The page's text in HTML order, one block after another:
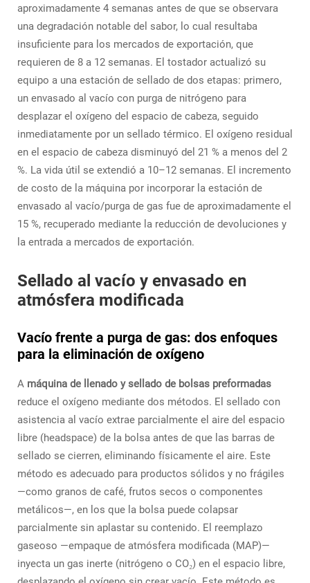
aproximadamente 4 semanas antes de que se observara
una degradación notable del sabor, lo cual resultaba
insuficiente para los mercados de exportación, que
requieren de 8 a 12 semanas. El tostador actualizó su
equipo a una estación de sellado de dos etapas: primero,
un envasado al vacío con purga de nitrógeno para
desplazar el oxígeno del espacio de cabeza, seguido
inmediatamente por un sellado térmico. El oxígeno residual
en el espacio de cabeza disminuyó del 21 % a menos del 2
%. La vida útil se extendió a 10–12 semanas. El incremento
de costo de la máquina por incorporar la estación de
envasado al vacío/purga de gas fue de aproximadamente el
15 %, recuperado mediante la reducción de devoluciones y
la entrada a mercados de exportación.
Sellado al vacío y envasado en
atmósfera modificada
Vacío frente a purga de gas: dos enfoques
para la eliminación de oxígeno
A máquina de llenado y sellado de bolsas preformadas
reduce el oxígeno mediante dos métodos. El sellado con
asistencia al vacío extrae parcialmente el aire del espacio
libre (headspace) de la bolsa antes de que las barras de
sellado se cierren, eliminando físicamente el aire. Este
método es adecuado para productos sólidos y no frágiles
—como granos de café, frutos secos o componentes
metálicos—, en los que la bolsa puede colapsar
parcialmente sin aplastar su contenido. El reemplazo
gaseoso —empaque de atmósfera modificada (MAP)—
inyecta un gas inerte (nitrógeno o CO₂) en el espacio libre,